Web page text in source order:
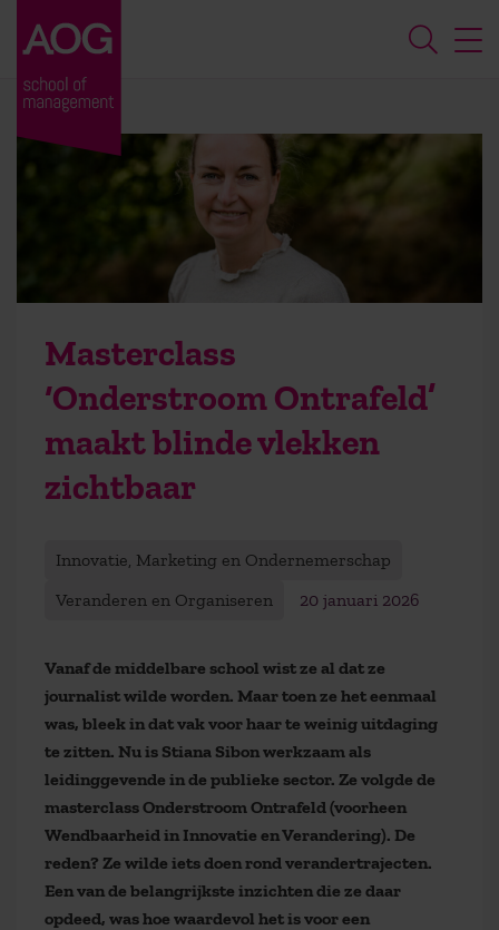
Masterclass
‘Onderstroom Ontrafeld’
maakt blinde vlekken
zichtbaar
Innovatie, Marketing en Ondernemerschap
Veranderen en Organiseren
20 januari 2026
Vanaf de middelbare school wist ze al dat ze
journalist wilde worden. Maar toen ze het eenmaal
was, bleek in dat vak voor haar te weinig uitdaging
te zitten. Nu is Stiana Sibon werkzaam als
leidinggevende in de publieke sector. Ze volgde de
masterclass Onderstroom Ontrafeld (voorheen
Wendbaarheid in Innovatie en Verandering). De
reden? Ze wilde iets doen rond verandertrajecten.
Een van de belangrijkste inzichten die ze daar
opdeed, was hoe waardevol het is voor een